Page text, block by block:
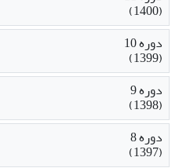
(1400)
دوره 10
(1399)
دوره 9
(1398)
دوره 8
(1397)